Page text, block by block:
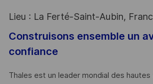
Lieu : La Ferté-Saint-Aubin,
Construisons ensemble un
confiance
Thales est un leader mondial des